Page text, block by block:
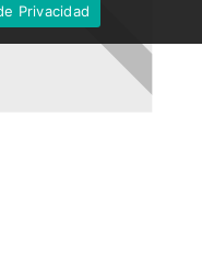
Privacidad